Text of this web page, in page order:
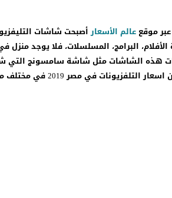
موقع عالم الأسعارأصبحت شاشات
البرامج، المسلسلات، فلا يوجد منزل
هذه الشاشات مثل شاشة سامسونج التي
في مصر 2019 في مختلف متاجر جمهورية مصر العربية.